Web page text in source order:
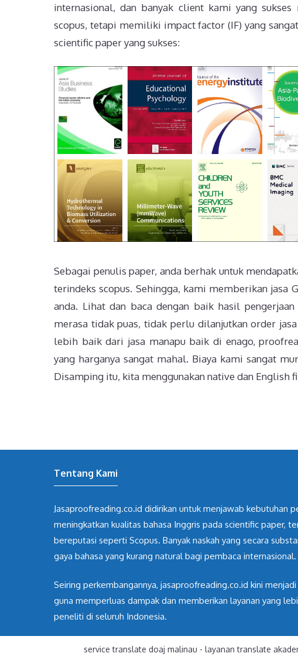
internasional, dan banyak client kami yang
scopus, tetapi memiliki impact factor (IF) yang
scientific paper yang sukses:
Sebagai penulis paper, anda berhak untuk
terindeks scopus. Sehingga, kami memberikan jasa
anda. Lihat dan baca dengan baik hasil
merasa tidak puas, tidak perlu dilanjutkan order
lebih baik dari jasa manapu baik di enago,
yang harganya sangat mahal. Biaya kami sangat
Disamping itu, kita menggunakan native dan English
Tentang Kami
Jasaproofreading.co.id didirikan untuk menjawab kebutuhan
meningkatkan kualitas bahasa Inggris pada scientific paper,
bereputasi seperti Scopus. Banyak naskah yang secara
gaya bahasa yang kurang natural bagi pembaca internasional.
Seiring perkembangannya, jasaproofreading.co.id kini
guna memperluas dampak dan memberikan layanan yang
peneliti di seluruh Indonesia.
service translate doaj malinau - layanan translate